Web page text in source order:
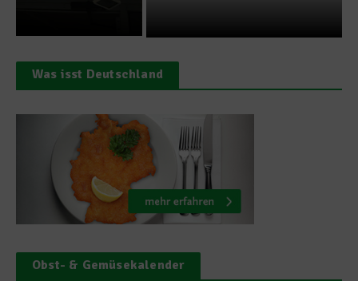
Was isst Deutschland
Obst- & Gemüsekalender